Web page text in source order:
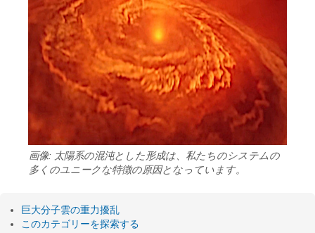
画像: 太陽系の混沌とし​​た形成は、私たちのシステムの
多くのユニークな特徴の原因となっています。
巨大分子雲の重力擾乱
このカテゴリーを探索する